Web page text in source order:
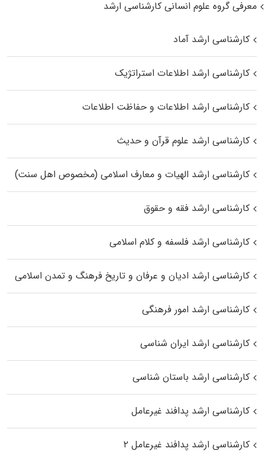
معرفی گروه علوم انسانی کارشناسی ارشد
کارشناسی ارشد آماد
کارشناسی ارشد اطلاعات استراتژیک
کارشناسی ارشد اطلاعات و حفاظت اطلاعات
کارشناسی ارشد علوم قرآن و حدیث
کارشناسی ارشد الهیات و معارف اسلامی (مخصوص اهل سنت)
کارشناسی ارشد فقه و حقوق
کارشناسی ارشد فلسفه و کلام اسلامی
کارشناسی ارشد ادیان و عرفان و تاریخ فرهنگ و تمدن اسلامی
کارشناسی ارشد امور فرهنگی
کارشناسی ارشد ایران شناسی
کارشناسی ارشد باستان شناسی
کارشناسی ارشد پدافند غیرعامل
کارشناسی ارشد پدافند غیرعامل ۲